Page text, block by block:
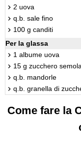
2 uova
q.b. sale fino
100 g canditi
Per la glassa
1 albume uova
15 g zucchero
q.b. mandorle
q.b. granella di
Come fare la